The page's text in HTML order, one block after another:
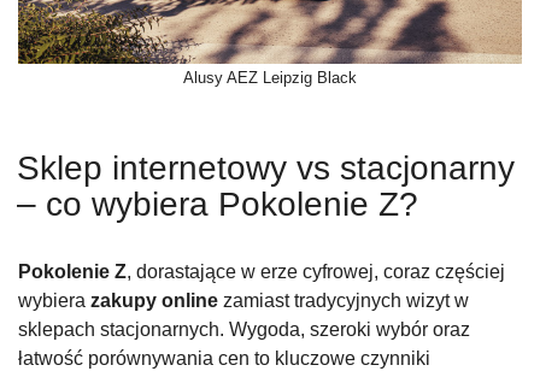
Alusy AEZ Leipzig Black
Sklep internetowy vs stacjonarny
– co wybiera Pokolenie Z?
Pokolenie Z, dorastające w erze cyfrowej, coraz częściej
wybiera zakupy online zamiast tradycyjnych wizyt w
sklepach stacjonarnych. Wygoda, szeroki wybór oraz
łatwość porównywania cen to kluczowe czynniki